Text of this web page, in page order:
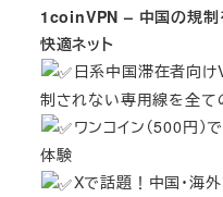
1coinVPN – 中国の規制
快適ネット
日系中国滞在者向け
制されない専用線を全て
ワンコイン（500円）
体験
Xで話題！中国・海